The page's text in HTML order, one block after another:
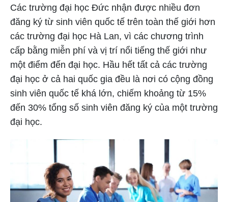
Các trường đại học Đức nhận được nhiều đơn
đăng ký từ sinh viên quốc tế trên toàn thế giới hơn
các trường đại học Hà Lan, vì các chương trình
cấp bằng miễn phí và vị trí nổi tiếng thế giới như
một điểm đến đại học. Hầu hết tất cả các trường
đại học ở cả hai quốc gia đều là nơi có cộng đồng
sinh viên quốc tế khá lớn, chiếm khoảng từ 15%
đến 30% tổng số sinh viên đăng ký của một trường
đại học.